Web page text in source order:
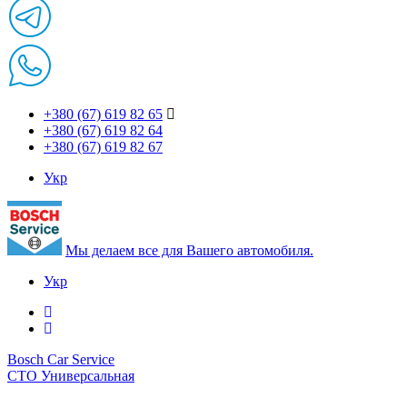
+380 (67) 619 82 65
+380 (67) 619 82 64
+380 (67) 619 82 67
Укр
Мы делаем все для Вашего автомобиля.
Укр
Bosch Car Service
СТО Универсальная